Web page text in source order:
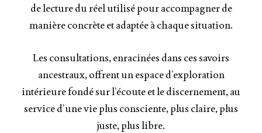
de lecture du réel utilisé pour accompagner de
manière concrète et adaptée à chaque situation.
Les consultations, enracinées dans ces savoirs
ancestraux, offrent un espace d’exploration
intérieure fondé sur l’écoute et le discernement, au
service d’une vie plus consciente, plus claire, plus
juste, plus libre.